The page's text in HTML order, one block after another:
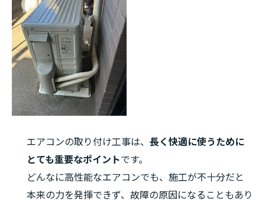
エアコンの取り付け工事は、 長く快適に使うために
とても重要なポイントです。
どんなに高性能なエアコンでも、施工が不十分だと
本来の力を発揮できず、故障の原因になることもあり